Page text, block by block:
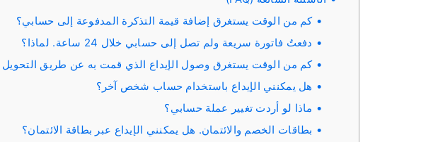
كم من الوقت يستغرق إضافة قيمة التذكرة المدفوعة إلى حسابي؟
دفعتُ فاتورة سريعة ولم تصل إلى حسابي خلال 24 ساعة. لماذا؟
كم من الوقت يستغرق وصول الإيداع الذي قمت به عن طريق
هل يمكنني الإيداع باستخدام حساب شخص آخر؟
ماذا لو أردت تغيير عملة حسابي؟
بطاقات الخصم والائتمان. هل يمكنني الإيداع عبر بطاقة الائتمان؟